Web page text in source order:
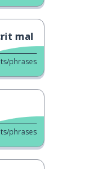
mal
phrases
phrases